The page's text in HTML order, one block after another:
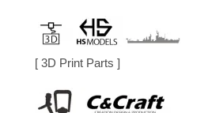
[ 3D Print Parts ]